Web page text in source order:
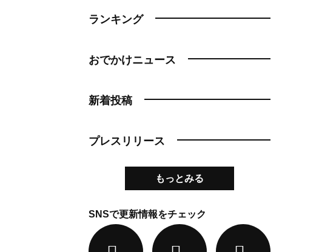
ランキング
おでかけニュース
新着投稿
プレスリリース
もっとみる
SNSで更新情報をチェック